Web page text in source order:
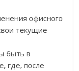
офисного
текущие
быть в
где, после